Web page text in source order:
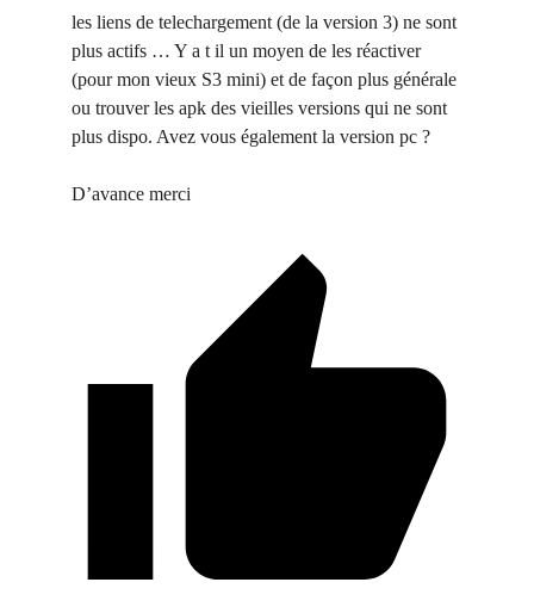
les liens de telechargement (de la version 3) ne sont
plus actifs … Y a t il un moyen de les réactiver
(pour mon vieux S3 mini) et de façon plus générale
ou trouver les apk des vieilles versions qui ne sont
plus dispo. Avez vous également la version pc ?
D’avance merci